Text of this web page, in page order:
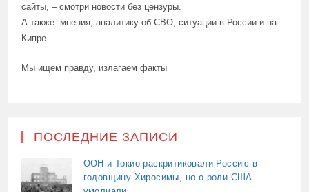
сайты, – смотри новости без цензуры.
А также: мнения, аналитику об СВО, ситуации в России и на
Кипре.
Мы ищем правду, излагаем факты
ПОСЛЕДНИЕ ЗАПИСИ
ООН и Токио раскритиковали Россию в
годовщину Хиросимы, но о роли США